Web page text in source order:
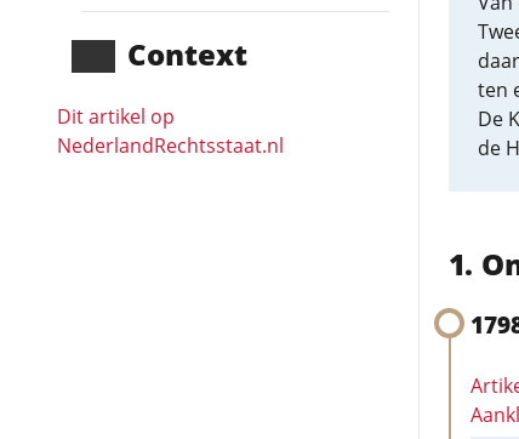
Context
Dit artikel op
NederlandRechts­staat.nl
ten
De
de